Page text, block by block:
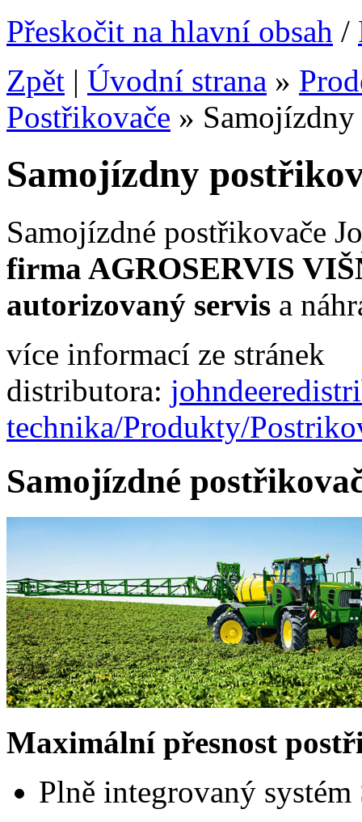
Přeskočit na hlavní obsah /
Zpět | Úvodní strana »
Postřikovače »
Samojízdny
Samojízdné postřikovače
firma AGROSERVIS
autorizovaný servis a
více informací ze stránek
distributora:
technika/Produkty/
Samojízdné
Maximální přesnost
Plně integrovaný